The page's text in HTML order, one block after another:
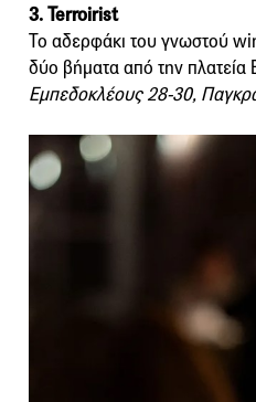
3. Terroirist
Το αδερφάκι του γνωστού
δύο βήματα από την πλατεία
Εμπεδοκλέους 28-30,